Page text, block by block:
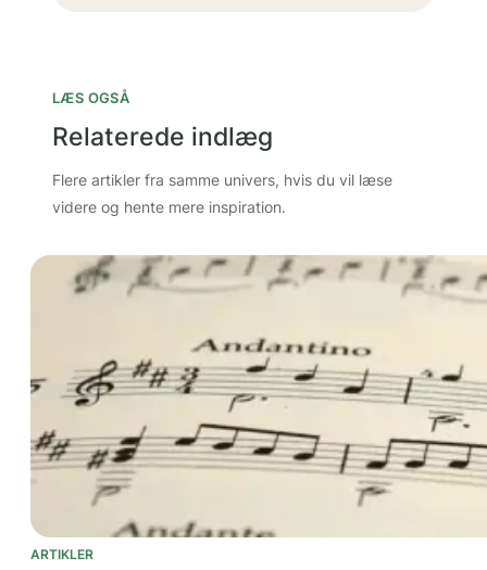
LÆS OGSÅ
Relaterede indlæg
Flere artikler fra samme univers, hvis du vil læse
videre og hente mere inspiration.
ARTIKLER